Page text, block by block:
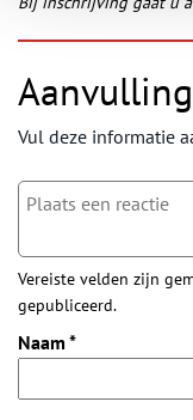
Vul deze informatie
Vereiste velden zijn
gepubliceerd.
Naam *